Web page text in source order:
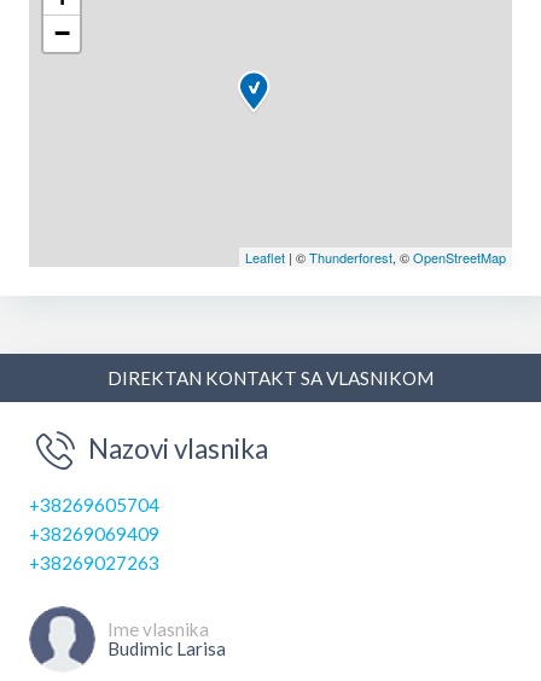
−
Leaflet | ©Thunderforest, ©OpenStreetMap
DIREKTAN KONTAKT SA VLASNIKOM
Nazovi vlasnika
+38269605704
+38269069409
+38269027263
Ime vlasnika
Budimic Larisa